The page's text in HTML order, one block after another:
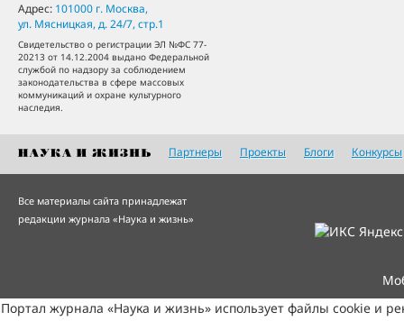
Адрес: 101000 г. Москва,
ул. Мясницкая, д. 24/7, стр.1
Свидетельство о регистрации ЭЛ №ФС 77-
20213 от 14.12.2004 выдано Федеральной
службой по надзору за соблюдением
законодательства в сфере массовых
коммуникаций и охране культурного
наследия.
Партнеры Проекты Блоги Конкурсы
Все материалы сайта принадлежат
редакции журнала «Наука и жизнь»
Портал журнала «Наука и жизнь» использует файлы cookie и